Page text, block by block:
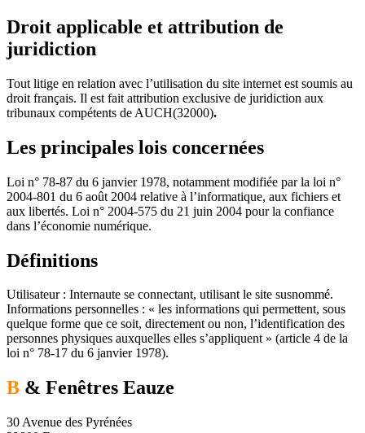
Droit applicable et attribution de
juridiction
Tout litige en relation avec l’utilisation du site internet est soumis au
droit français. Il est fait attribution exclusive de juridiction aux
tribunaux compétents de AUCH(32000).
Les principales lois concernées
Loi n° 78-87 du 6 janvier 1978, notamment modifiée par la loi n°
2004-801 du 6 août 2004 relative à l’informatique, aux fichiers et
aux libertés. Loi n° 2004-575 du 21 juin 2004 pour la confiance
dans l’économie numérique.
Définitions
Utilisateur : Internaute se connectant, utilisant le site susnommé.
Informations personnelles : « les informations qui permettent, sous
quelque forme que ce soit, directement ou non, l’identification des
personnes physiques auxquelles elles s’appliquent » (article 4 de la
loi n° 78-17 du 6 janvier 1978).
B & Fenêtres Eauze
30 Avenue des Pyrénées